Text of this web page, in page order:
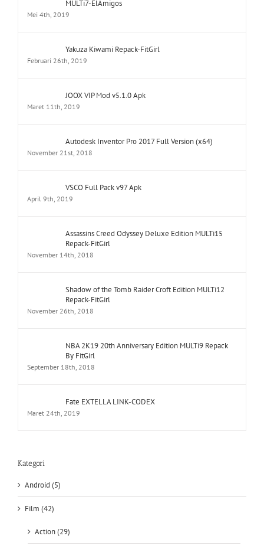
Yakuza Kiwami Repack-FitGirl
JOOX VIP Mod v5.1.0 Apk
Autodesk Inventor Pro 2017 Full Version (x64)
VSCO Full Pack v97 Apk
Assassins Creed Odyssey Deluxe Edition MULTi15
Shadow of the Tomb Raider Croft Edition MULTi12
NBA 2K19 20th Anniversary Edition MULTi9 Repack
Fate EXTELLA LINK-CODEX
Film (42)
Action (29)
Animation (3)